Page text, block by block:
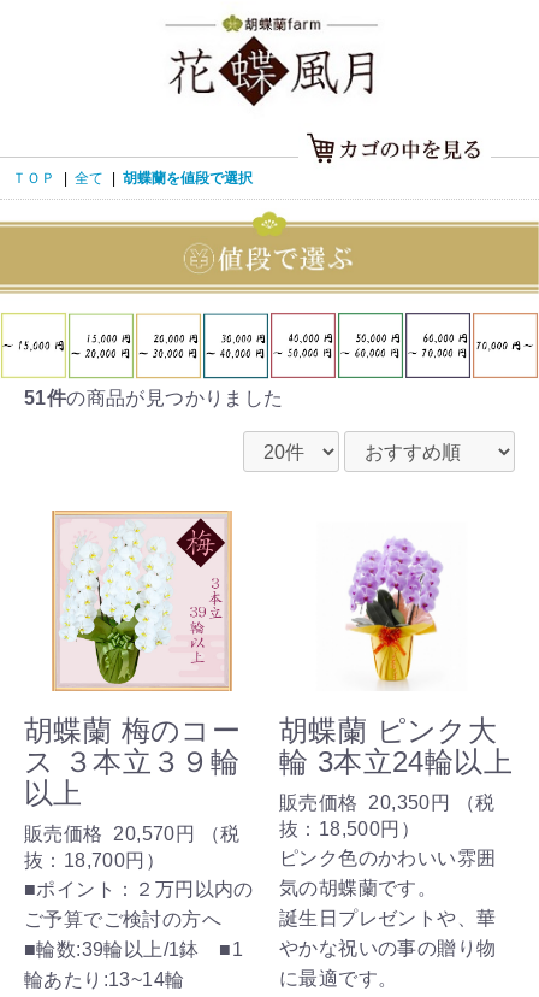
ＴＯＰ 全て 胡蝶蘭を値段で選択
51件の商品が見つかりました
胡蝶蘭 梅のコー
ス ３本立３９輪
以上
販売価格 20,570円
（税
抜： 18,700円 ）
■ポイント：２万円以内の
ご予算でご検討の方へ
■輪数:39輪以上/1鉢 ■1
輪あたり:13~14輪
胡蝶蘭 ピンク大
輪 3本立24輪以上
販売価格 20,350円
（税
抜： 18,500円 ）
ピンク色のかわいい雰囲
気の胡蝶蘭です。
誕生日プレゼントや、華
やかな祝いの事の贈り物
に最適です。